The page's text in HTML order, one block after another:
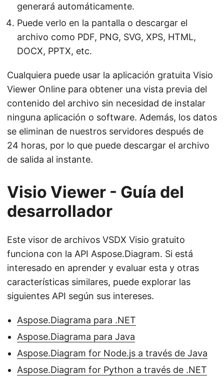
generará automáticamente.
Puede verlo en la pantalla o descargar el
archivo como PDF, PNG, SVG, XPS, HTML,
DOCX, PPTX, etc.
Cualquiera puede usar la aplicación gratuita Visio
Viewer Online para obtener una vista previa del
contenido del archivo sin necesidad de instalar
ninguna aplicación o software. Además, los datos
se eliminan de nuestros servidores después de
24 horas, por lo que puede descargar el archivo
de salida al instante.
Visio Viewer - Guía del
desarrollador
Este visor de archivos VSDX Visio gratuito
funciona con la API Aspose.Diagram. Si está
interesado en aprender y evaluar esta y otras
características similares, puede explorar las
siguientes API según sus intereses.
Aspose.Diagrama para .NET
Aspose.Diagrama para Java
Aspose.Diagram for Node.js a través de Java
Aspose.Diagram for Python a través de .NET